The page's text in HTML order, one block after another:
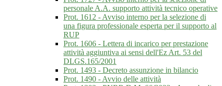
personale A.A. supporto attività tecnico operative
Prot. 1612 - Avviso interno per la selezione di
una figura professionale esperta per il supporto al
RUP
Prot. 1606 - Lettera di incarico per prestazione
attività aggiuntiva ai sensi dell'Ez Art. 53 del
DLGS.165/2001
Prot. 1493 - Decreto assunzione in bilancio
Prot. 1490 - Avvio delle attività